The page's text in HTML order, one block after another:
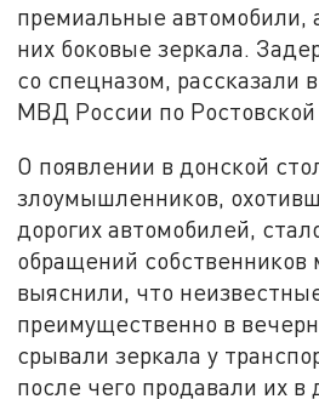
премиальные автомобили,
них боковые зеркала.
со спецназом, рассказали
МВД России по Ростовской
О появлении в донской
злоумышленников,
дорогих автомобилей,
обращений
выяснили, что
преимущественно в
срывали зеркала у
после чего продавали их в